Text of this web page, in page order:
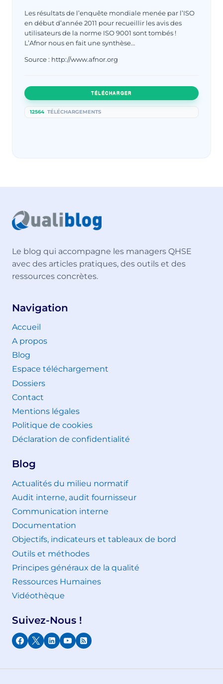
Les résultats de l’enquête mondiale menée par l’ISO
en début d’année 2011 pour recueillir les avis des
utilisateurs de la norme ISO 9001 sont tombés !
L’Afnor nous en fait une synthèse…
Source : http://www.afnor.org
TÉLÉCHARGER
12564 TÉLÉCHARGEMENTS
Le blog qui accompagne les managers QHSE
avec des articles pratiques, des outils et des
ressources concrètes.
Navigation
Accueil
A propos
Blog
Espace téléchargement
Dossiers
Contact
Mentions légales
Politique de cookies
Déclaration de confidentialité
Blog
Actualités du milieu normatif
Audit interne, audit fournisseur
Communication interne
Documentation
Objectifs, indicateurs et tableaux de bord
Outils et méthodes
Principes généraux de la qualité
Ressources Humaines
Vidéothèque
Suivez-Nous !